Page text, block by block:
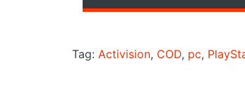
Tag: Activision, COD, pc,